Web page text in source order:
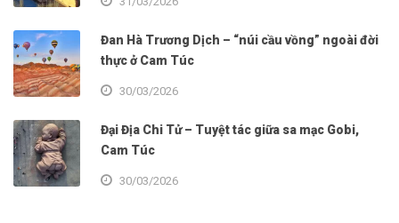
Đan Hà Trương Dịch – “núi cầu vồng” ngoài đời
thực ở Cam Túc
30/03/2026
Đại Địa Chi Tử – Tuyệt tác giữa sa mạc Gobi,
Cam Túc
30/03/2026